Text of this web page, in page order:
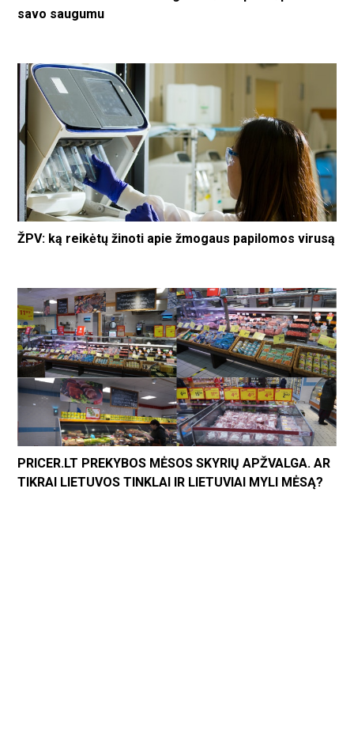
savo saugumu
ŽPV: ką reikėtų žinoti apie žmogaus papilomos virusą
PRICER.LT PREKYBOS MĖSOS SKYRIŲ APŽVALGA. AR
TIKRAI LIETUVOS TINKLAI IR LIETUVIAI MYLI MĖSĄ?